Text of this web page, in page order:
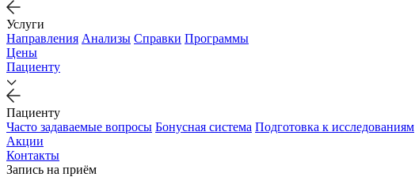
Услуги
Направления Анализы Справки Программы
Цены
Пациенту
Пациенту
Часто задаваемые вопросы Бонусная система Подготовка к исследованиям
Акции
Контакты
Запись на приём